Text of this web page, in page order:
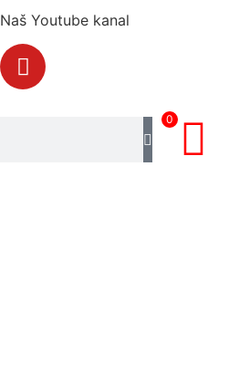
Naš Youtube kanal
0